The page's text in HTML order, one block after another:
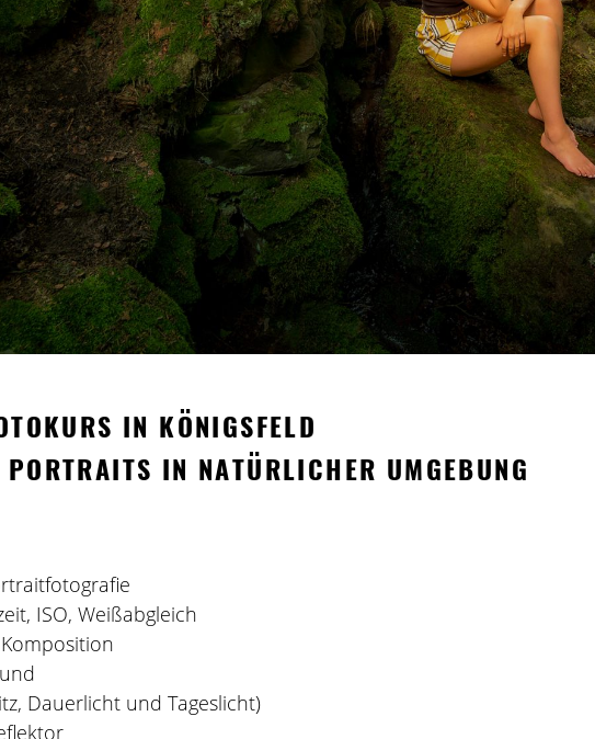
IN KÖNIGSFELD
PORTRAITS IN NATÜRLICHER UMGEBUNG
ISO, Weißabgleich
Dauerlicht und Tageslicht)